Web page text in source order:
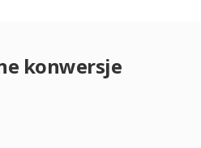
konwersje